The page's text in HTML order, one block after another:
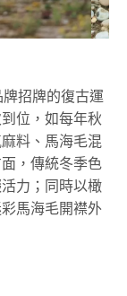
牌招牌的復古運
位，如每年秋
料、馬海毛混
，傳統冬季色
力；同時以橄
馬海毛開襟外